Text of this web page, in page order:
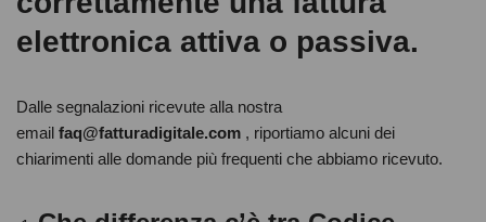
elettronica attiva o passiva.
Dalle segnalazioni ricevute alla nostra
email faq@fatturadigitale.com , riportiamo alcuni dei
chiarimenti alle domande più frequenti che abbiamo ricevuto.